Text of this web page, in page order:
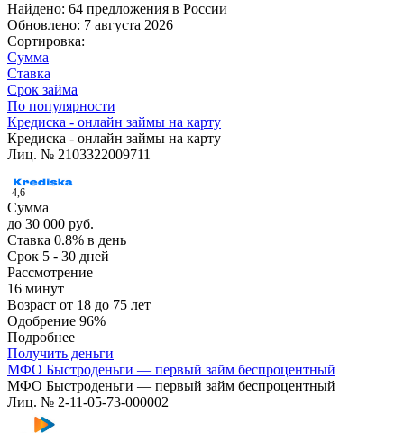
Найдено: 64 предложения в России
Обновлено: 7 августа 2026
Сортировка:
Сумма
Ставка
Срок займа
По популярности
Кредиска - онлайн займы на карту
Кредиска - онлайн займы на карту
Лиц. № 2103322009711
4,6
Сумма
до 30 000 руб.
Ставка 0.8% в день
Срок 5 - 30 дней
Рассмотрение
16 минут
Возраст от 18 до 75 лет
Одобрение 96%
Подробнее
Получить деньги
МФО Быстроденьги — первый займ беспроцентный
МФО Быстроденьги — первый займ беспроцентный
Лиц. № 2-11-05-73-000002